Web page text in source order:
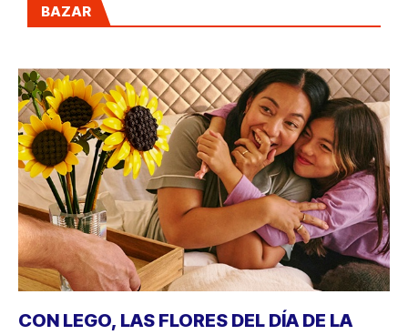
BAZAR
CON LEGO, LAS FLORES DEL DÍA DE LA